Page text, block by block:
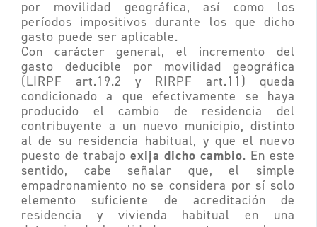
por movilidad geográfica, así como los
períodos impositivos durante los que dicho
gasto puede ser aplicable.
Con carácter general, el incremento del
gasto deducible por movilidad geográfica
(LIRPF art.19.2 y RIRPF art.11) queda
condicionado a que efectivamente se haya
producido el cambio de residencia del
contribuyente a un nuevo municipio, distinto
al de su residencia habitual, y que el nuevo
puesto de trabajo exija dicho cambio. En este
sentido, cabe señalar que, el simple
empadronamiento no se considera por sí solo
elemento suficiente de acreditación de
residencia y vivienda habitual en una